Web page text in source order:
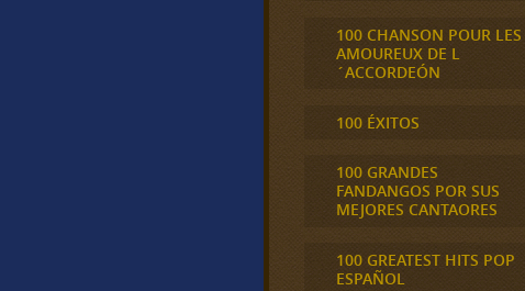
100 CHANSON POUR LES
AMOUREUX DE L
´ACCORDEÓN
100 ÉXITOS
100 GRANDES
FANDANGOS POR SUS
MEJORES CANTAORES
100 GREATEST HITS POP
ESPAÑOL